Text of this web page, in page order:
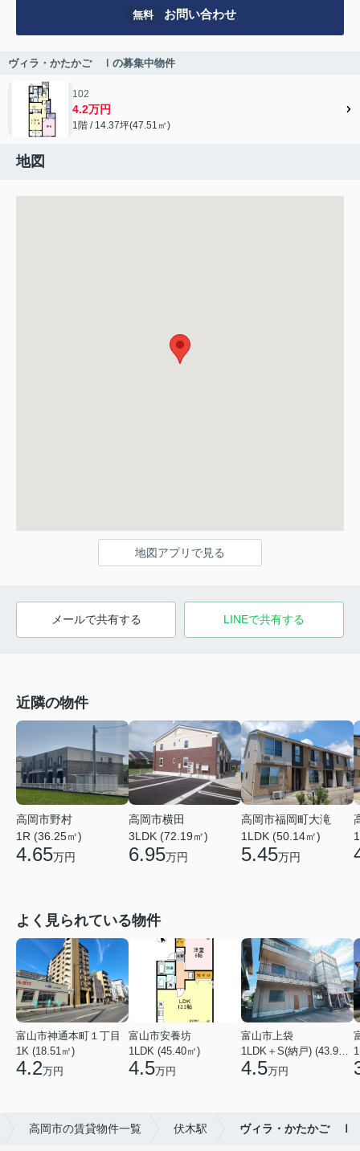
無料 お問い合わせ
ヴィラ・かたかご Ⅰの募集中物件
102
4.2万円
1階 / 14.37坪(47.51㎡)
地図
地図アプリで見る
メールで共有する LINEで共有する
近隣の物件
高岡市野村
1R (36.25㎡)
4.65万円
高岡市横田
3LDK (72.19㎡)
6.95万円
高岡市福岡町大滝
1LDK (50.14㎡)
5.45万円
よく見られている物件
富山市神通本町１丁目
1K (18.51㎡)
4.2万円
富山市安養坊
1LDK (45.40㎡)
4.5万円
富山市上袋
1LDK＋S(納戸) (43.93㎡)
4.5万円
高岡市の賃貸物件一覧 伏木駅 ヴィラ・かたかご Ⅰ